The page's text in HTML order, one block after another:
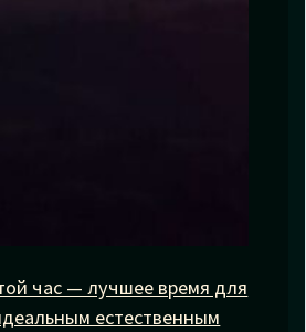
час — лучшее время для
естественным